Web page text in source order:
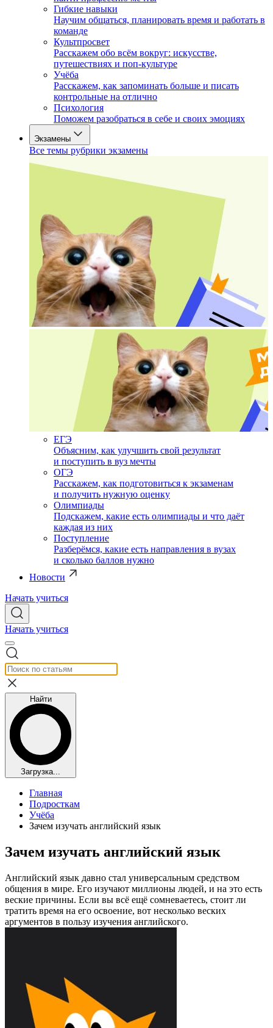
Гибкие навыки
Научим общаться, планировать время и работать в
команде
Культпросвет
Расскажем обо всём вокруг: искусстве,
путешествиях и поп-культуре
Учёба
Расскажем, как запоминать больше и писать
контрольные на отлично
Психология
Поможем разобраться в себе и своих эмоциях
Экзамены
Все темы рубрики экзамены
ЕГЭ
Объясним, как улучшить свой результат
и поступить в вуз мечты
ОГЭ
Расскажем, как подготовиться к экзаменам
и получить нужную оценку
Олимпиады
Подскажем, какие есть олимпиады и что даёт
каждая из них
Поступление
Разберёмся, какие есть направления в вузах
и сколько баллов нужно
Новости
Начать учиться
Начать учиться
Найти
Загрузка...
Главная
Подросткам
Учёба
Зачем изучать английский язык
Зачем изучать английский язык
Английский язык давно стал универсальным средством
общения в мире. Его изучают миллионы людей, и на это есть
веские причины. Если вы всё ещё сомневаетесь, стоит ли
тратить время на его освоение, вот несколько веских
аргументов в пользу изучения английского.